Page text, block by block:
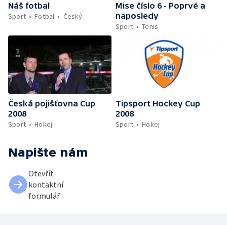
Náš fotbal
Sport
Fotbal Český
Mise číslo 6 - Poprvé a
naposledy
Sport
Tenis
Česká pojišťovna Cup
2008
Sport
Hokej
Tipsport Hockey Cup
2008
Sport
Hokej
Napište nám
Otevřít
kontaktní
formulář